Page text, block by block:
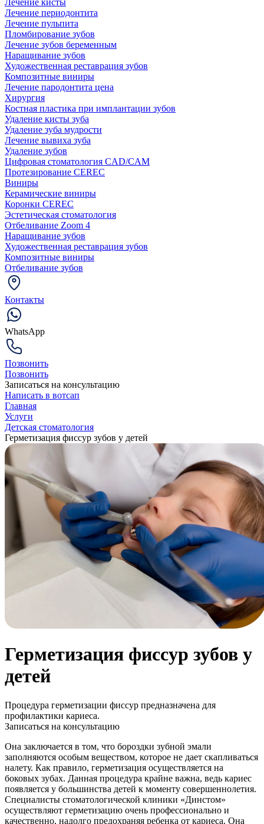
Лечение кисты
Лечение периодонтита
Лечение пульпита
Пломбирование зубов
Лечение зубов беременным
Наращивание зубов
Художественная реставрация зубов
Композитные виниры
Лечение пародонтита цена
Хирургия
Костная пластика при имплантации зубов
Удаление кисты зуба
Удаление зуба мудрости
Лечение вывиха зуба
Удаление зубов
Цифровая стоматология CAD/CAM
Протезирование CEREC
Виниры
Керамические виниры
Коронки CEREC
Эстетическая стоматология
Отбеливание Zoom 4
Наращивание зубов
Художественная реставрация зубов
Композитные виниры
Отбеливание зубов
Контакты
WhatsApp
Позвонить
Позвонить
Записаться на консультацию
Написать в вотсап
Главная
Услуги
Детская стоматология
Герметизация фиссур зубов у детей
Герметизация фиссур зубов у
детей
Процедура герметизации фиссур предназначена для
профилактики кариеса.
Записаться на консультацию
Она заключается в том, что бороздки зубной эмали
заполняются особым веществом, которое не дает скапливаться
налету. Как правило, герметизация осуществляется на
боковых зубах. Данная процедура крайне важна, ведь кариес
появляется у большинства детей к моменту совершеннолетия.
Специалисты стоматологической клиники «Динстом»
осуществляют герметизацию очень профессионально и
качественно, надолго предохраняя ребенка от кариеса. Она